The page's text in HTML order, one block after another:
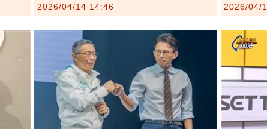
2026/04/14 14:46 2026/04/